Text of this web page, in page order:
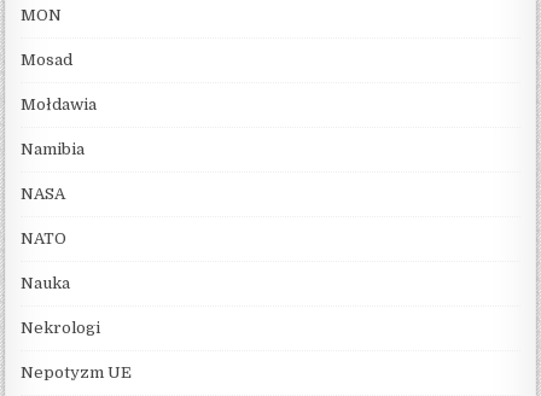
MON
Mosad
Mołdawia
Namibia
NASA
NATO
Nauka
Nekrologi
Nepotyzm UE